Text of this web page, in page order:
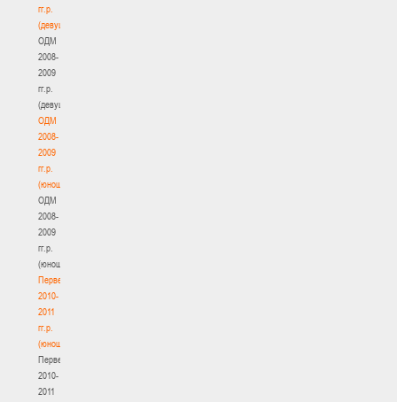
гг.р.
(девушки)
ОДМ
2008-
2009
гг.р.
(девушки)
ОДМ
2008-
2009
гг.р.
(юноши)
ОДМ
2008-
2009
гг.р.
(юноши)
Первенство
2010-
2011
гг.р.
(юноши)
Первенство
2010-
2011